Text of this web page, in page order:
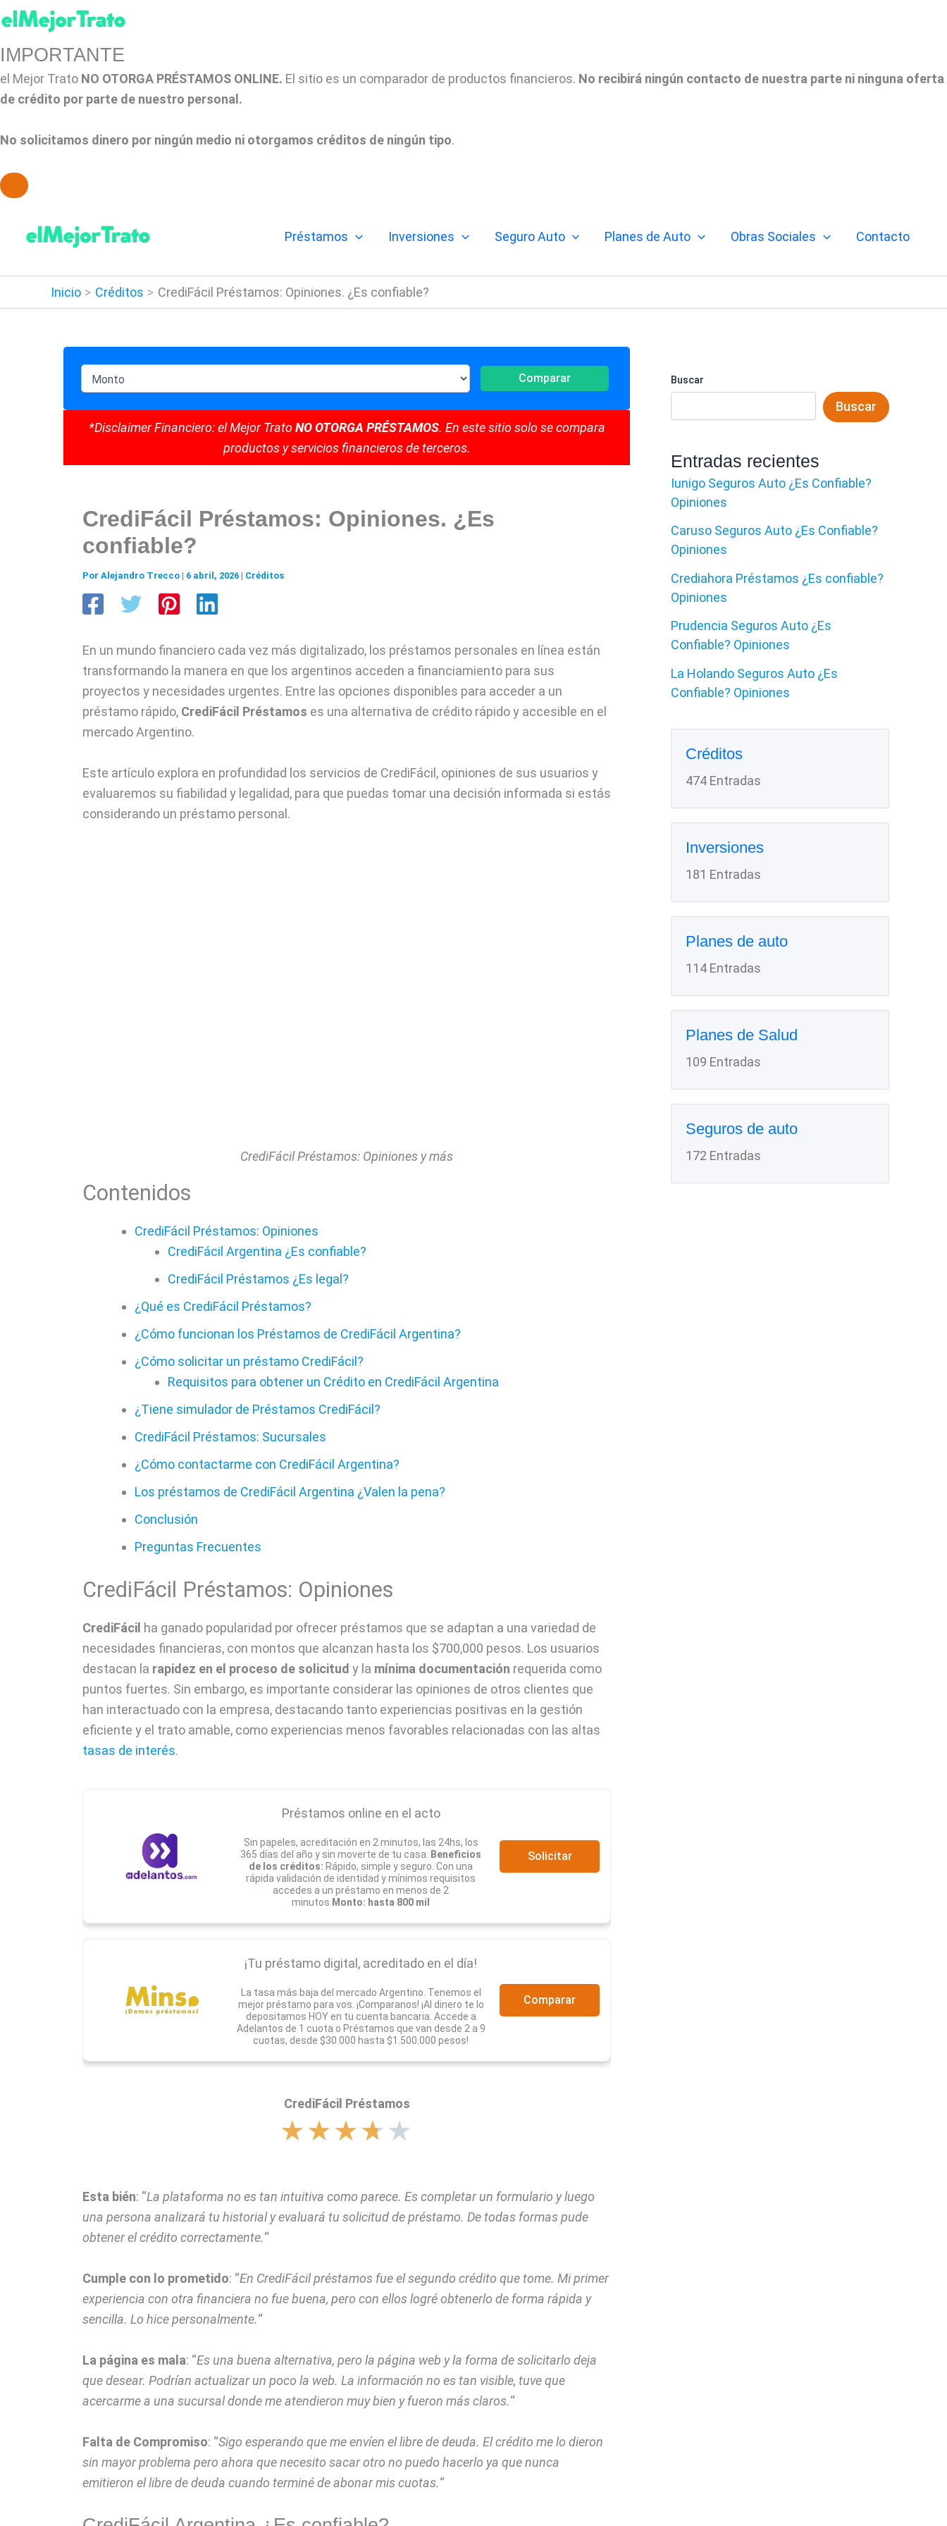
IMPORTANTE
el Mejor Trato NO OTORGA PRÉSTAMOS ONLINE. El sitio es un comparador de productos financieros. No recibirá ningún contacto de nuestra parte ni ninguna oferta
de crédito por parte de nuestro personal.
No solicitamos dinero por ningún medio ni otorgamos créditos de ningún tipo.
contenido
Préstamos Inversiones Seguro Auto Planes de Auto Obras Sociales Contacto
Inicio Créditos CrediFácil Préstamos: Opiniones. ¿Es confiable?
Comparar
*Disclaimer Financiero: el Mejor TratoNO OTORGA PRÉSTAMOS. En este sitio solo se compara
productos y servicios financieros de terceros.
CrediFácil Préstamos: Opiniones. ¿Es
confiable?
Por Alejandro Trecco | 6 abril, 2026 | Créditos
En un mundo financiero cada vez más digitalizado, los préstamos personales en línea están
transformando la manera en que los argentinos acceden a financiamiento para sus
proyectos y necesidades urgentes. Entre las opciones disponibles para acceder a un
préstamo rápido, CrediFácil Préstamos es una alternativa de crédito rápido y accesible en el
mercado Argentino.
Este artículo explora en profundidad los servicios de CrediFácil, opiniones de sus usuarios y
evaluaremos su fiabilidad y legalidad, para que puedas tomar una decisión informada si estás
considerando un préstamo personal.
CrediFácil Préstamos: Opiniones y más
Contenidos
CrediFácil Préstamos: Opiniones
CrediFácil Argentina ¿Es confiable?
CrediFácil Préstamos ¿Es legal?
¿Qué es CrediFácil Préstamos?
¿Cómo funcionan los Préstamos de CrediFácil Argentina?
¿Cómo solicitar un préstamo CrediFácil?
Requisitos para obtener un Crédito en CrediFácil Argentina
¿Tiene simulador de Préstamos CrediFácil?
CrediFácil Préstamos: Sucursales
¿Cómo contactarme con CrediFácil Argentina?
Los préstamos de CrediFácil Argentina ¿Valen la pena?
Conclusión
Preguntas Frecuentes
CrediFácil Préstamos: Opiniones
CrediFácil ha ganado popularidad por ofrecer préstamos que se adaptan a una variedad de
necesidades financieras, con montos que alcanzan hasta los $700,000 pesos. Los usuarios
destacan la rapidez en el proceso de solicitud y la mínima documentación requerida como
puntos fuertes. Sin embargo, es importante considerar las opiniones de otros clientes que
han interactuado con la empresa, destacando tanto experiencias positivas en la gestión
eficiente y el trato amable, como experiencias menos favorables relacionadas con las altas
tasas de interés.
Préstamos online en el acto
Sin papeles, acreditación en 2 minutos, las 24hs, los
365 días del año y sin moverte de tu casa. Beneficios
de los créditos: Rápido, simple y seguro. Con una
rápida validación de identidad y mínimos requisitos
accedes a un préstamo en menos de 2
minutos. Monto: hasta 800 mil
Solicitar
¡Tu préstamo digital, acreditado en el día!
La tasa más baja del mercado Argentino. Tenemos el
mejor préstamo para vos. ¡Comparanos! ¡Al dinero te lo
depositamos HOY en tu cuenta bancaria. Accede a
Adelantos de 1 cuota o Préstamos que van desde 2 a 9
cuotas, desde $30.000 hasta $1.500.000 pesos!
Comparar
CrediFácil Préstamos
★★★★★
Esta bién: “La plataforma no es tan intuitiva como parece. Es completar un formulario y luego
una persona analizará tu historial y evaluará tu solicitud de préstamo. De todas formas pude
obtener el crédito correctamente.“
Cumple con lo prometido: “En CrediFácil préstamos fue el segundo crédito que tome. Mi primer
experiencia con otra financiera no fue buena, pero con ellos logré obtenerlo de forma rápida y
sencilla. Lo hice personalmente.“
La página es mala: “Es una buena alternativa, pero la página web y la forma de solicitarlo deja
que desear. Podrían actualizar un poco la web. La información no es tan visible, tuve que
acercarme a una sucursal donde me atendieron muy bien y fueron más claros.“
Falta de Compromiso: “Sigo esperando que me envíen el libre de deuda. El crédito me lo dieron
sin mayor problema pero ahora que necesito sacar otro no puedo hacerlo ya que nunca
emitieron el libre de deuda cuando terminé de abonar mis cuotas.“
Buscar
Buscar
Entradas recientes
Iunigo Seguros Auto ¿Es Confiable?
Opiniones
Caruso Seguros Auto ¿Es Confiable?
Opiniones
Crediahora Préstamos ¿Es confiable?
Opiniones
Prudencia Seguros Auto ¿Es
Confiable? Opiniones
La Holando Seguros Auto ¿Es
Confiable? Opiniones
Créditos
474 Entradas
Inversiones
181 Entradas
Planes de auto
114 Entradas
Planes de Salud
109 Entradas
Seguros de auto
172 Entradas